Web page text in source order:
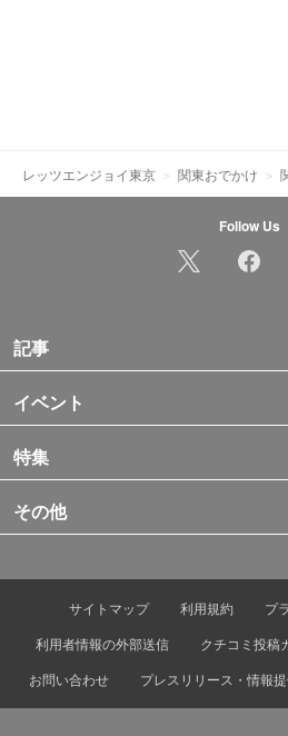
レッツエンジョイ東京 関東おでかけ
Follow Us
記事
イベント
特集
その他
サイトマップ 利用規約
プ
利用者情報の外部送信
クチコミ投稿
お問い合わせ
プレスリリース・情報